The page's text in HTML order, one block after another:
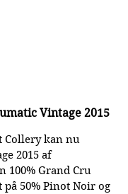
Vintage 2015
Collery kan nu
2015 af
100% Grand Cru
på 50% Pinot Noir og